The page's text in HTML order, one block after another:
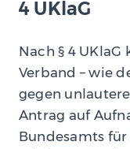
4 UKlaG
Nach § 4
Verband – wie
gegen
Antrag auf
Bundesamts